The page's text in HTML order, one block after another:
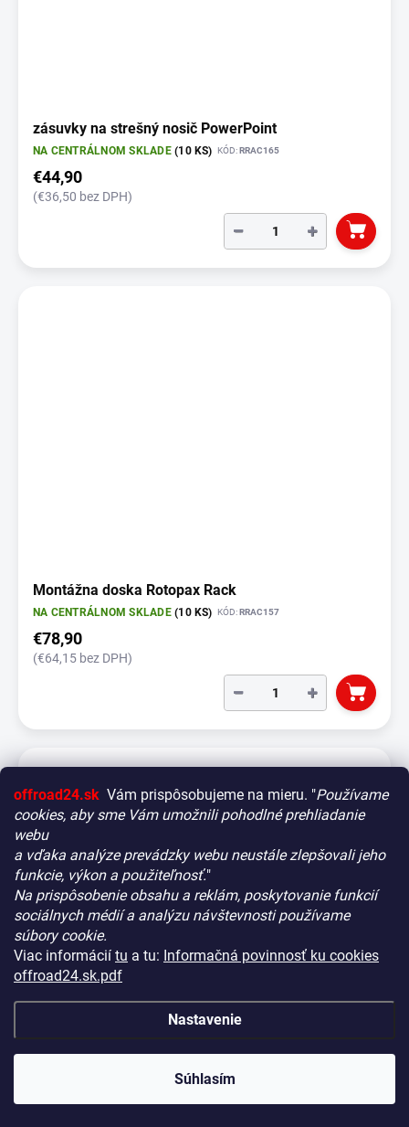
offroad24.sk Vám prispôsobujeme na mieru. "Používame
cookies, aby sme Vám umožnili pohodlné prehliadanie
webu
a vďaka analýze prevádzky webu neustále zlepšovali jeho
funkcie, výkon a použiteľnosť."
Na prispôsobenie obsahu a reklám, poskytovanie funkcií
sociálnych médií a analýzu návštevnosti používame
súbory cookie.
Viac informácií tu a tu: Informačná povinnosť ku cookies
offroad24.sk.pdf
Nastavenie
Súhlasím
Vitajte! Aby bolo hľadanie tých správnych dielov pre vaše
vozidlo čo najrýchlejšie a najpresnejšie, máme pre vás
malý tip:
Začnite výberom vášho vozidla– Týmto krokom si
zaistíte, že uvidíte len kompatibilné produkty.
filtre. Použite ich! Ušetria vám kopu času a pomôžu nájsť
presne to, čo hľadáte, behom sekúnd.
zásuvky na strešný nosič PowerPoint
NA CENTRÁLNOM SKLADE(10 KS) KÓD:RRAC165
€44,90
(€36,50 bez DPH)
+
−
Montážna doska Rotopax Rack
NA CENTRÁLNOM SKLADE(10 KS) KÓD:RRAC157
€78,90
(€64,15 bez DPH)
+
−
Uzamykateľný úložný popruh
(10 KS) KÓD:
€72,90